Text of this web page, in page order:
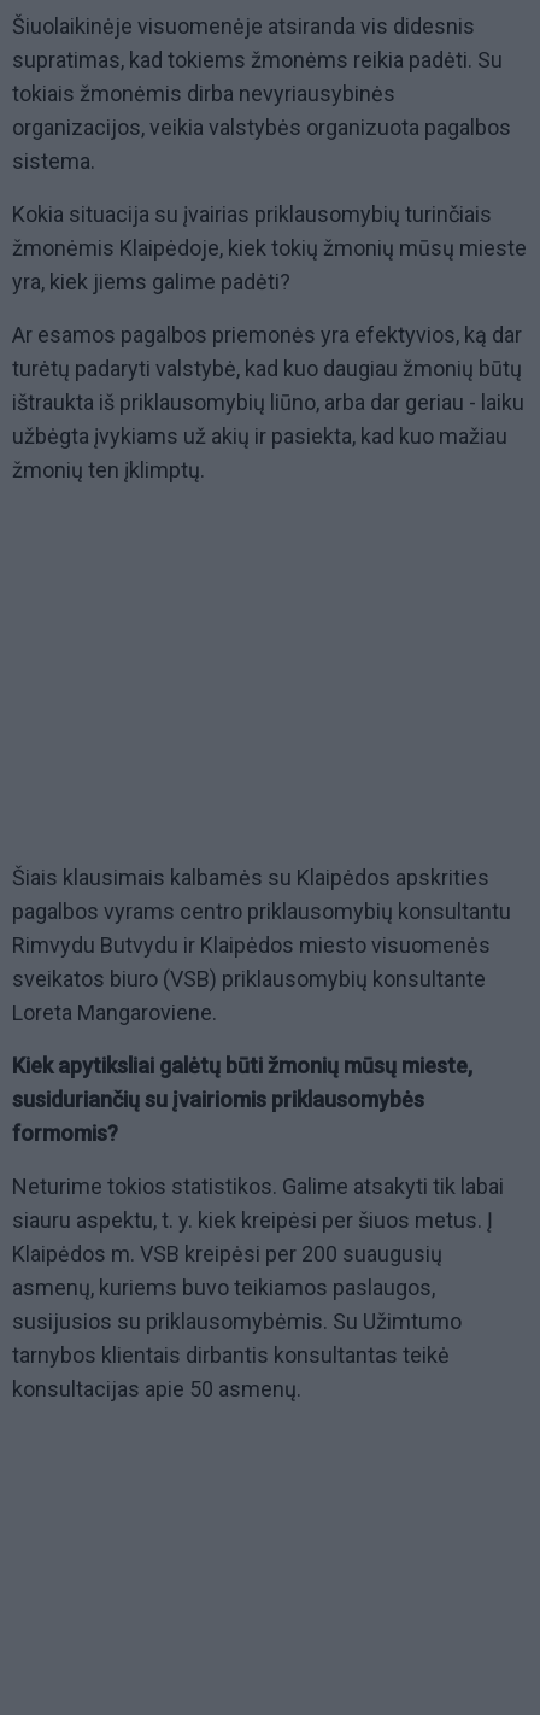
Šiuolaikinėje visuomenėje atsiranda vis didesnis
supratimas, kad tokiems žmonėms reikia padėti. Su
tokiais žmonėmis dirba nevyriausybinės
organizacijos, veikia valstybės organizuota pagalbos
sistema.
Kokia situacija su įvairias priklausomybių turinčiais
žmonėmis Klaipėdoje, kiek tokių žmonių mūsų mieste
yra, kiek jiems galime padėti?
Ar esamos pagalbos priemonės yra efektyvios, ką dar
turėtų padaryti valstybė, kad kuo daugiau žmonių būtų
ištraukta iš priklausomybių liūno, arba dar geriau - laiku
užbėgta įvykiams už akių ir pasiekta, kad kuo mažiau
žmonių ten įklimptų.
Šiais klausimais kalbamės su Klaipėdos apskrities
pagalbos vyrams centro priklausomybių konsultantu
Rimvydu Butvydu ir Klaipėdos miesto visuomenės
sveikatos biuro (VSB) priklausomybių konsultante
Loreta Mangaroviene.
Kiek apytiksliai galėtų būti žmonių mūsų mieste,
susiduriančių su įvairiomis priklausomybės
formomis?
Neturime tokios statistikos. Galime atsakyti tik labai
siauru aspektu, t. y. kiek kreipėsi per šiuos metus. Į
Klaipėdos m. VSB kreipėsi per 200 suaugusių
asmenų, kuriems buvo teikiamos paslaugos,
susijusios su priklausomybėmis. Su Užimtumo
tarnybos klientais dirbantis konsultantas teikė
konsultacijas apie 50 asmenų.